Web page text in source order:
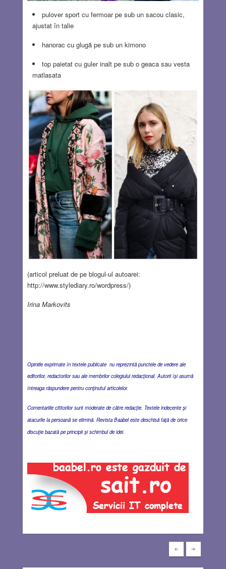
pulover sport cu fermoar pe sub un sacou clasic,
ajustat în talie
hanorac cu glugă pe sub un kimono
top paietat cu guler inalt pe sub o geaca sau vesta
matlasata
(articol preluat de pe blogul-ul autoarei:
http://www.stylediary.ro/wordpress/)
Irina Markovits
Opiniile exprimate în textele publicate nu reprezintă punctele de vedere ale
editorilor, redactorilor sau ale membrilor colegiului redacţional. Autorii îşi asumă
întreaga răspundere pentru conţinutul articolelor.
Comentariile cititorilor sunt moderate de către redacţie. Textele indecente şi
atacurile la persoană se elimină. Revista Baabel este deschisă faţă de orice
discuţie bazată pe principii şi schimbul de idei.